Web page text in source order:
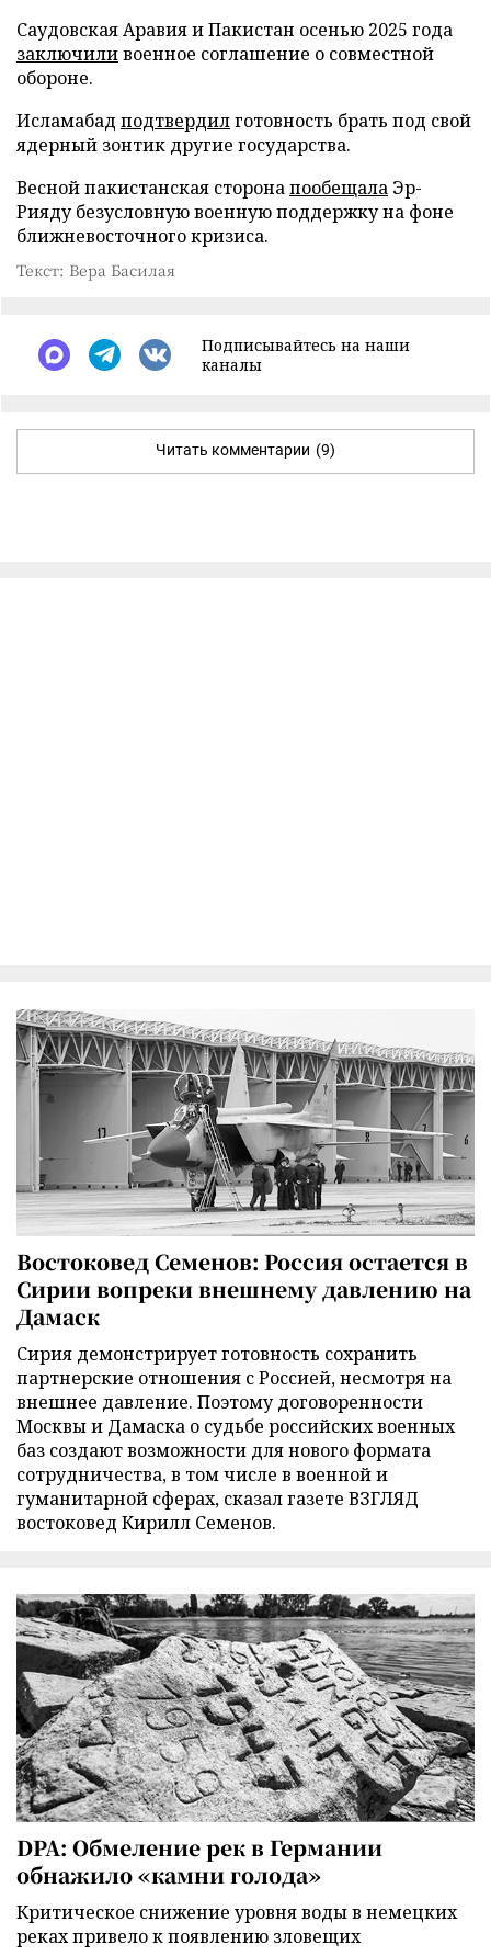
Саудовская Аравия и Пакистан осенью 2025 года
заключиливоенное соглашение о совместной
обороне.
Исламабад подтвердилготовность брать под свой
ядерный зонтик другие государства.
Весной пакистанская сторонапообещала Эр-
Рияду безусловную военную поддержку на фоне
ближневосточного кризиса.
Текст: Вера Басилая
Подписывайтесь на наши
каналы
Читать комментарии (9)
Востоковед Семенов: Россия остается в
Сирии вопреки внешнему давлению на
Дамаск
Сирия демонстрирует готовность сохранить
партнерские отношения с Россией, несмотря на
внешнее давление. Поэтому договоренности
Москвы и Дамаска о судьбе российских военных
баз создают возможности для нового формата
сотрудничества, в том числе в военной и
гуманитарной сферах, сказал газете ВЗГЛЯД
востоковед Кирилл Семенов.
DPA: Обмеление рек в Германии
обнажило «камни голода»
Критическое снижение уровня воды в немецких
реках привело к появлению зловещих